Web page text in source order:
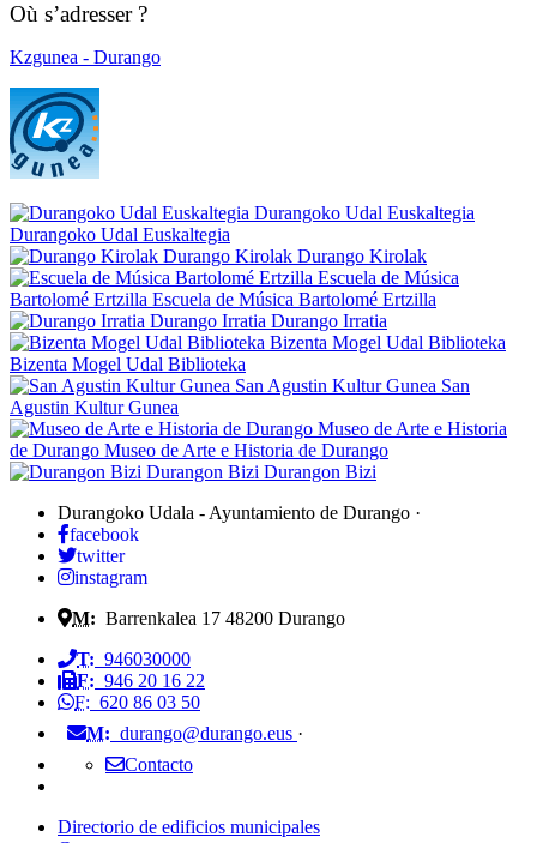
Où s’adresser ?
Kzgunea - Durango
Durangoko Udal Euskaltegia
Durangoko Udal Euskaltegia
Durango Kirolak Durango Kirolak
Escuela de Música
Bartolomé Ertzilla Escuela de Música Bartolomé Ertzilla
Durango Irratia Durango Irratia
Bizenta Mogel Udal Biblioteka
Bizenta Mogel Udal Biblioteka
San Agustin Kultur Gunea San
Agustin Kultur Gunea
Museo de Arte e Historia
de Durango Museo de Arte e Historia de Durango
Durangon Bizi Durangon Bizi
Durangoko Udala - Ayuntamiento de Durango ·
facebook
twitter
instagram
M: Barrenkalea 17 48200 Durango
T: 946030000
F: 946 20 16 22
F: 620 86 03 50
M: durango@durango.eus ·
Contacto
Directorio de edificios municipales